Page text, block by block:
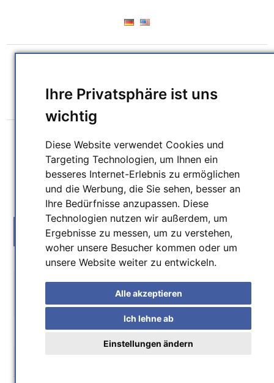
Ihre Privatsphäre ist uns
wichtig
Diese Website verwendet Cookies und
Targeting Technologien, um Ihnen ein
besseres Internet-Erlebnis zu ermöglichen
und die Werbung, die Sie sehen, besser an
Ihre Bedürfnisse anzupassen. Diese
Technologien nutzen wir außerdem, um
Ergebnisse zu messen, um zu verstehen,
woher unsere Besucher kommen oder um
unsere Website weiter zu entwickeln.
Alle akzeptieren
Ich lehne ab
Einstellungen ändern
WARENKORB (0)
SUCHEN
MENU
Home / Astrohandel / Optisches Zubehör
/
Barlows